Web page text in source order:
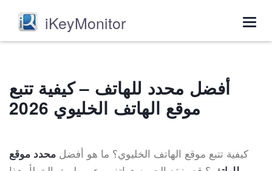
iKeyMonitor
أفضل محدد للهاتف – كيفية تتبع
موقع الهاتف الخليوي 2026
كيفية تتبع موقع الهاتف الخليوي؟ ما هو أفضل محدد موقع